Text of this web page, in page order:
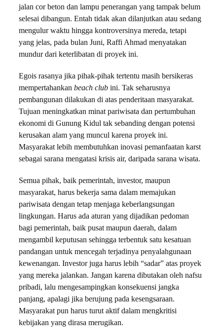
jalan cor beton dan lampu penerangan yang tampak belum
selesai dibangun. Entah tidak akan dilanjutkan atau sedang
mengulur waktu hingga kontroversinya mereda, tetapi
yang jelas, pada bulan Juni, Raffi Ahmad menyatakan
mundur dari keterlibatan di proyek ini.
Egois rasanya jika pihak-pihak tertentu masih bersikeras
mempertahankan beach club ini. Tak seharusnya
pembangunan dilakukan di atas penderitaan masyarakat.
Tujuan meningkatkan minat pariwisata dan pertumbuhan
ekonomi di Gunung Kidul tak sebanding dengan potensi
kerusakan alam yang muncul karena proyek ini.
Masyarakat lebih membutuhkan inovasi pemanfaatan karst
sebagai sarana mengatasi krisis air, daripada sarana wisata.
Semua pihak, baik pemerintah, investor, maupun
masyarakat, harus bekerja sama dalam memajukan
pariwisata dengan tetap menjaga keberlangsungan
lingkungan. Harus ada aturan yang dijadikan pedoman
bagi pemerintah, baik pusat maupun daerah, dalam
mengambil keputusan sehingga terbentuk satu kesatuan
pandangan untuk mencegah terjadinya penyalahgunaan
kewenangan. Investor juga harus lebih “sadar” atas proyek
yang mereka jalankan. Jangan karena dibutakan oleh nafsu
pribadi, lalu mengesampingkan konsekuensi jangka
panjang, apalagi jika berujung pada kesengsaraan.
Masyarakat pun harus turut aktif dalam mengkritisi
kebijakan yang dirasa merugikan.